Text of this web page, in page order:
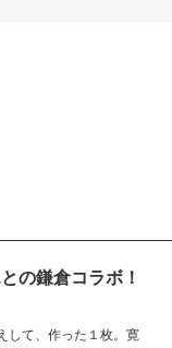
の鎌倉コラボ！
して、作った１枚。寛